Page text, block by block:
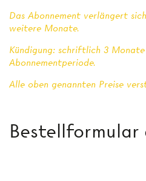
Das Abonnement verlängert
weitere Monate.
Kündigung: schriftlich 3
Abonnementperiode.
Alle oben genannten Preise
Bestellformular